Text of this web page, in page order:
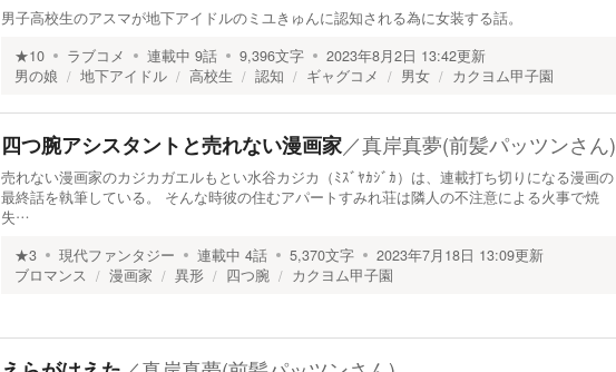
男子高校生のアスマが地下アイドルのミユきゅんに認知される為に女装する話。
★10 ラブコメ 連載中 9話 9,396文字 2023年8月2日 13:42更新
男の娘
地下アイドル 高校生 認知 ギャグコメ 男女 カクヨム甲子園
四つ腕アシスタントと売れない漫画家／真岸真夢(前髪パッツンさん)
売れない漫画家のカジカガエルもとい水谷カジカ（ﾐｽﾞﾔｶｼﾞｶ）は、連載打ち切りになる漫画の
最終話を執筆している。 そんな時彼の住むアパートすみれ荘は隣人の不注意による火事で焼
失…
★3 現代ファンタジー 連載中 4話 5,370文字 2023年7月18日 13:09更新
ブロマンス
漫画家 異形 四つ腕 カクヨム甲子園